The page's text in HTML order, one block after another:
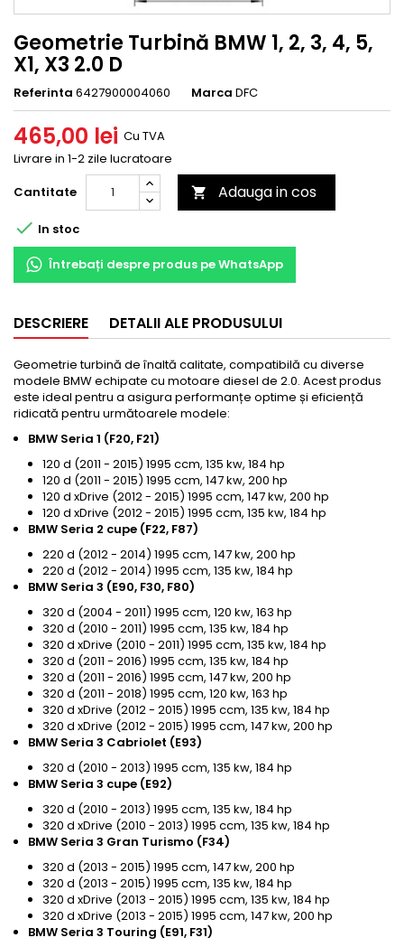
Geometrie Turbină BMW 1, 2, 3, 4, 5,
X1, X3 2.0 D
Referinta 6427900004060 Marca DFC
465,00 lei Cu TVA
Livrare in 1-2 zile lucratoare
Cantitate
 Adauga in cos
 In stoc
Întrebați despre produs pe WhatsApp
DESCRIERE DETALII ALE PRODUSULUI
Geometrie turbină de înaltă calitate, compatibilă cu diverse
modele BMW echipate cu motoare diesel de 2.0. Acest produs
este ideal pentru a asigura performanțe optime și eficiență
ridicată pentru următoarele modele:
BMW Seria 1 (F20, F21)
120 d (2011 - 2015) 1995 ccm, 135 kw, 184 hp
120 d (2011 - 2015) 1995 ccm, 147 kw, 200 hp
120 d xDrive (2012 - 2015) 1995 ccm, 147 kw, 200 hp
120 d xDrive (2012 - 2015) 1995 ccm, 135 kw, 184 hp
BMW Seria 2 cupe (F22, F87)
220 d (2012 - 2014) 1995 ccm, 147 kw, 200 hp
220 d (2012 - 2014) 1995 ccm, 135 kw, 184 hp
BMW Seria 3 (E90, F30, F80)
320 d (2004 - 2011) 1995 ccm, 120 kw, 163 hp
320 d (2010 - 2011) 1995 ccm, 135 kw, 184 hp
320 d xDrive (2010 - 2011) 1995 ccm, 135 kw, 184 hp
320 d (2011 - 2016) 1995 ccm, 135 kw, 184 hp
320 d (2011 - 2016) 1995 ccm, 147 kw, 200 hp
320 d (2011 - 2018) 1995 ccm, 120 kw, 163 hp
320 d xDrive (2012 - 2015) 1995 ccm, 135 kw, 184 hp
320 d xDrive (2012 - 2015) 1995 ccm, 147 kw, 200 hp
BMW Seria 3 Cabriolet (E93)
320 d (2010 - 2013) 1995 ccm, 135 kw, 184 hp
BMW Seria 3 cupe (E92)
320 d (2010 - 2013) 1995 ccm, 135 kw, 184 hp
320 d xDrive (2010 - 2013) 1995 ccm, 135 kw, 184 hp
BMW Seria 3 Gran Turismo (F34)
320 d (2013 - 2015) 1995 ccm, 147 kw, 200 hp
320 d (2013 - 2015) 1995 ccm, 135 kw, 184 hp
320 d xDrive (2013 - 2015) 1995 ccm, 135 kw, 184 hp
320 d xDrive (2013 - 2015) 1995 ccm, 147 kw, 200 hp
BMW Seria 3 Touring (E91, F31)